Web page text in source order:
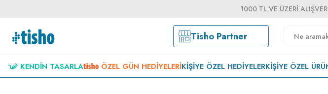
1000 TL VE ÜZERI
Tisho Partner
KENDIN TASARLA ÖZEL GÜN HEDIYELERIKIŞIYE ÖZEL HEDIYELERKIŞIYE ÖZEL